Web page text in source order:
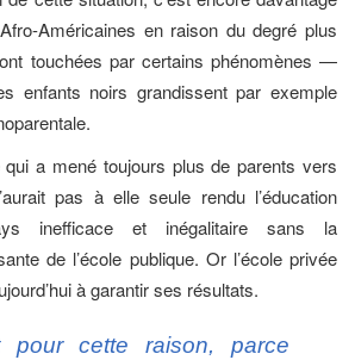
Américaines en raison du degré plus
touchées par certains phénomènes —
enfants noirs grandissent par exemple
a mené toujours plus de parents vers
pas à elle seule rendu l’éducation
inefficace et inégalitaire sans la
de l’école publique. Or l’école privée
à garantir ses résultats.
pour cette raison, parce